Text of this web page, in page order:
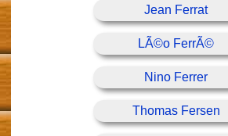
Jean Ferrat
LÃ©o FerrÃ©
Nino Ferrer
Thomas Fersen